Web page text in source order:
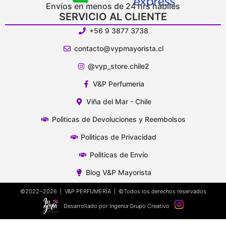
Envíos en menos de 24 hrs hábiles
SERVICIO AL CLIENTE
+56 9 3877 3738
contacto@vypmayorista.cl
@vyp_store.chile2
V&P Perfumeria
Viña del Mar - Chile
Polìticas de Devoluciones y Reembolsos
Polìticas de Privacidad
Polìticas de Envío
Blog V&P Mayorista
©2022~2026 | V&P PERFUMERÍA | ©Todos los derechos reservados
Desarrollado por Ingenia Grupo Creativo